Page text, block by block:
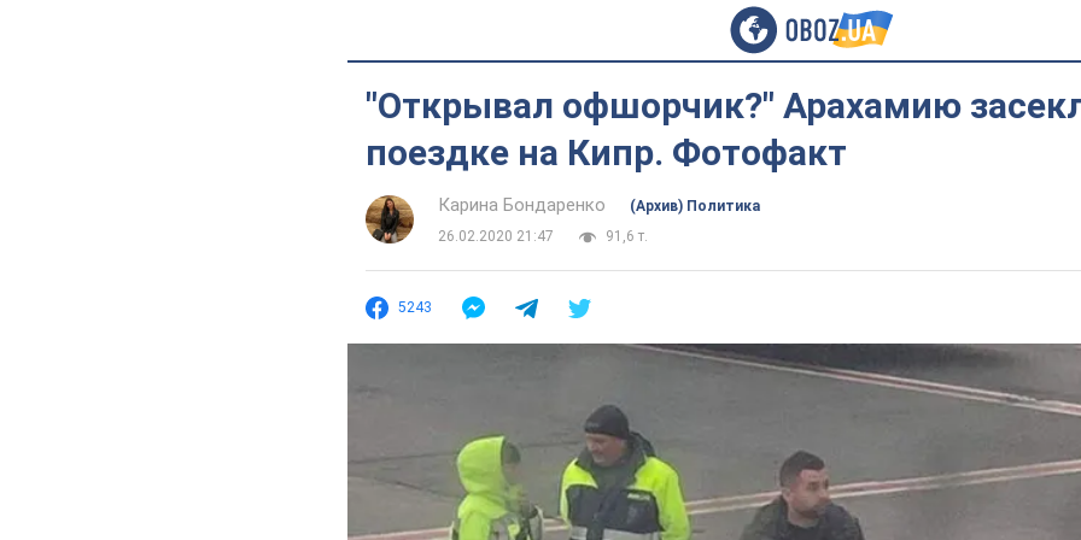
"Открывал офшорчик?" Арахамию
поездке на Кипр. Фотофакт
Карина Бондаренко
(Архив) Политика
26.02.2020 21:47
91,6 т.
5243